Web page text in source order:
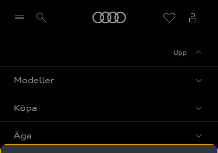
Upp
Modeller
Alla modeller
Elbilar
Köpa
Privaterbjudanden
Äga